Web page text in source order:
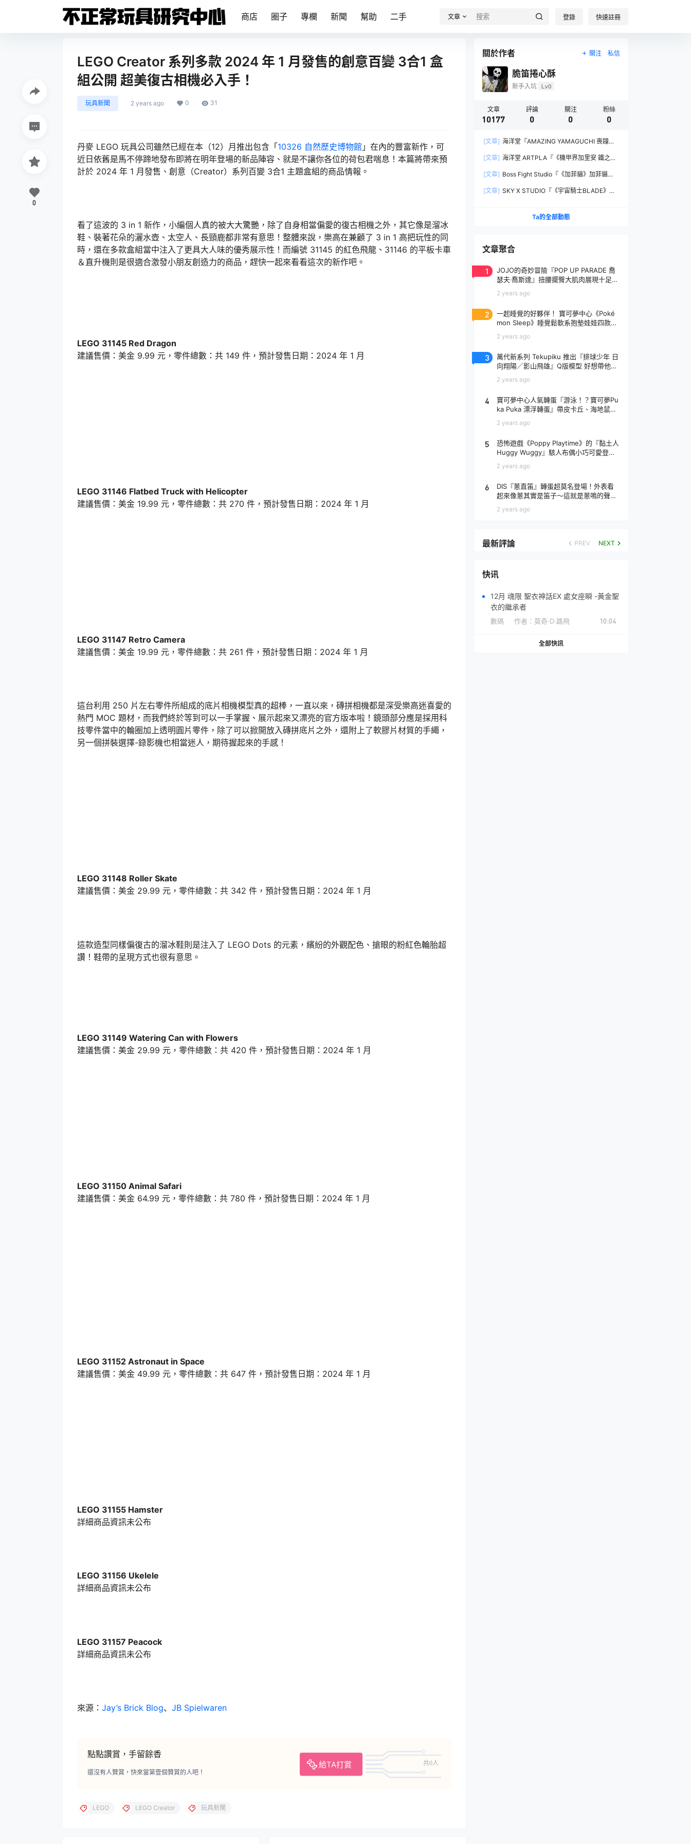
商店 圈子 專欄 新聞 幫助 二手 文章 登錄 快速註冊
LEGO Creator 系列多款 2024 年 1 月發售的創意百變 3合1 盒
組公開 超美復古相機必入手！
玩具新聞 2 years ago 0 31
丹麥 LEGO 玩具公司雖然已經在本（12）月推出包含「10326 自然歷史博物館 」在內的豐富新作，可
近日依舊是馬不停蹄地發布即將在明年登場的新品陣容、就是不讓你各位的荷包君喘息！本篇將帶來預
計於 2024 年 1 月發售、創意（Creator）系列百變 3合1 主題盒組的商品情報。
看了這波的 3 in 1 新作，小編個人真的被大大驚艷，除了自身相當偏愛的復古相機之外，其它像是溜冰
鞋、裝著花朵的灑水壺、太空人、長頸鹿都非常有意思！整體來說，樂高在兼顧了 3 in 1 高把玩性的同
時，還在多款盒組當中注入了更具大人味的優秀展示性！而編號 31145 的紅色飛龍、31146 的平板卡車
＆直升機則是很適合激發小朋友創造力的商品，趕快一起來看看這次的新作吧。
LEGO 31145 Red Dragon
建議售價：美金 9.99 元，零件總數：共 149 件，預計發售日期：2024 年 1 月
LEGO 31146 Flatbed Truck with Helicopter
建議售價：美金 19.99 元，零件總數：共 270 件，預計發售日期：2024 年 1 月
LEGO 31147 Retro Camera
建議售價：美金 19.99 元，零件總數：共 261 件，預計發售日期：2024 年 1 月
這台利用 250 片左右零件所組成的底片相機模型真的超棒，一直以來，磚拼相機都是深受樂高迷喜愛的
熱門 MOC 題材，而我們終於等到可以一手掌握、展示起來又漂亮的官方版本啦！鏡頭部分應是採用科
技零件當中的輪圈加上透明圓片零件，除了可以掀開放入磚拼底片之外，還附上了軟膠片材質的手繩，
另一個拼裝選擇-錄影機也相當迷人，期待握起來的手感！
LEGO 31148 Roller Skate
建議售價：美金 29.99 元，零件總數：共 342 件，預計發售日期：2024 年 1 月
這款造型同樣偏復古的溜冰鞋則是注入了 LEGO Dots 的元素，繽紛的外觀配色、搶眼的粉紅色輪胎超
讚！鞋帶的呈現方式也很有意思。
LEGO 31149 Watering Can with Flowers
建議售價：美金 29.99 元，零件總數：共 420 件，預計發售日期：2024 年 1 月
LEGO 31150 Animal Safari
建議售價：美金 64.99 元，零件總數：共 780 件，預計發售日期：2024 年 1 月
LEGO 31152 Astronaut in Space
建議售價：美金 49.99 元，零件總數：共 647 件，預計發售日期：2024 年 1 月
LEGO 31155 Hamster
詳細商品資訊未公布
LEGO 31156 Ukelele
詳細商品資訊未公布
LEGO 31157 Peacock
詳細商品資訊未公布
來源： Jay’s Brick Blog、 JB Spielwaren
點點讚賞，手留餘香
給TA打賞 共0人
還沒有人贊賞，快來當第壹個贊賞的人吧！
0
LEGO LEGO Creator 玩具新聞
關於作者 關注 私信
脆笛捲心酥
新手入坑 Lv0
文章
10177
評論
0
關注
0
粉絲
0
[文章] 海洋堂『AMAZING YAMAGUCHI 喪鐘
之刃與大魄力火焰特效！
[文章] 海洋堂 ARTPLA『《機甲界加里安 鐵之紋
規再現！
[文章] Boss Fight Studio『《加菲貓》加菲貓
受到的龐大份量！
[文章] SKY X STUDIO『《宇宙騎士BLADE》
Ta的全部動態
文章聚合
1
JOJO的奇妙冒險『POP UP PARADE 喬
瑟夫‧喬斯達』扭腰擺臀大肌肉展現十足騷
2 years ago
2
一起睡覺的好夥伴！ 寶可夢中心《Poké
mon Sleep》睡覺鬆軟系抱墊娃娃四款登
2 years ago
3
萬代新系列 Tekupiku 推出『排球少年 日
向翔陽／影山飛雄』Q版模型 好想帶他出
2 years ago
4
寶可夢中心人氣轉蛋『游泳！？寶可夢Pu
ka Puka 漂浮轉蛋』帶皮卡丘、海地鼠去
2 years ago
5
恐怖遊戲《Poppy Playtime》的『黏土人
Huggy Wuggy』駭人布偶小巧可愛登
2 years ago
6
DIS『蔥直笛』轉蛋超莫名登場！外表看
起來像蔥其實是笛子～這就是蔥鳴的聲音
2 years ago
最新評論 PREV NEXT
快讯
12月 魂限 聖衣神話EX 處女座瞬 -黃金聖
衣的繼承者
數碼 作者： 莫奇·D·路飛 10:04
全部快訊